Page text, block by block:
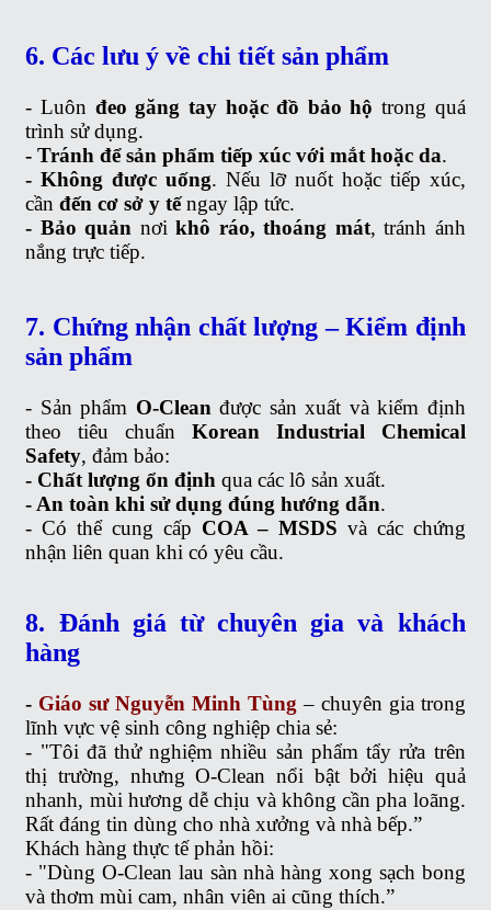
6. Các lưu ý về chi tiết sản phẩm
- Luôn đeo găng tay hoặc đồ bảo hộ trong quá
trình sử dụng.
- Tránh để sản phẩm tiếp xúc với mắt hoặc da.
- Không được uống. Nếu lỡ nuốt hoặc tiếp xúc,
cầnđến cơ sở y tếngay lập tức.
- Bảo quản nơikhô ráo, thoáng mát, tránh ánh
nắng trực tiếp.
7. Chứng nhận chất lượng – Kiểm định
sản phẩm
- Sản phẩm O-Clean được sản xuất và kiểm định
theo tiêu chuẩn Korean Industrial Chemical
Safety, đảm bảo:
- Chất lượng ổn định qua các lô sản xuất.
- An toàn khi sử dụng đúng hướng dẫn.
- Có thể cung cấp COA – MSDS và các chứng
nhận liên quan khi có yêu cầu.
8. Đánh giá từ chuyên gia và khách
hàng
- Giáo sư Nguyễn Minh Tùng – chuyên gia trong
lĩnh vực vệ sinh công nghiệp chia sẻ:
- "Tôi đã thử nghiệm nhiều sản phẩm tẩy rửa trên
thị trường, nhưng O-Clean nổi bật bởi hiệu quả
nhanh, mùi hương dễ chịu và không cần pha loãng.
Rất đáng tin dùng cho nhà xưởng và nhà bếp.”
Khách hàng thực tế phản hồi:
- "Dùng O-Clean lau sàn nhà hàng xong sạch bong
và thơm mùi cam, nhân viên ai cũng thích.”